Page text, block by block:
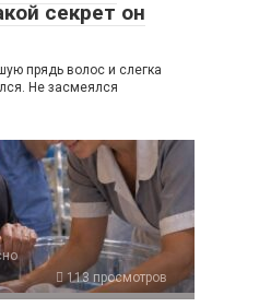
секрет он
прядь волос и слегка
Не засмеялся
113 просмотров